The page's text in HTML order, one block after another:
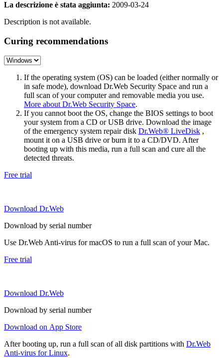
La descrizione è stata aggiunta: 2009-03-24
Description is not available.
Curing recommendations
If the operating system (OS) can be loaded (either normally or
in safe mode), download Dr.Web Security Space and run a
full scan of your computer and removable media you use.
More about Dr.Web Security Space.
If you cannot boot the OS, change the BIOS settings to boot
your system from a CD or USB drive. Download the image
of the emergency system repair disk Dr.Web® LiveDisk ,
mount it on a USB drive or burn it to a CD/DVD. After
booting up with this media, run a full scan and cure all the
detected threats.
Free trial
Download Dr.Web
Download by serial number
Use Dr.Web Anti-virus for macOS to run a full scan of your Mac.
Free trial
Download Dr.Web
Download by serial number
Download on App Store
After booting up, run a full scan of all disk partitions with Dr.Web
Anti-virus for Linux.